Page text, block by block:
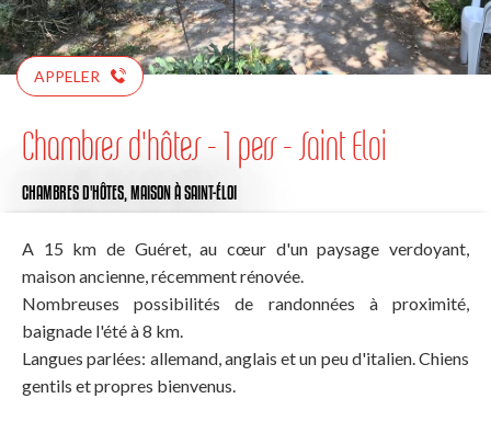
APPELER
Chambres d'hôtes - 1 pers - Saint Eloi
CHAMBRES D'HÔTES, MAISONÀ SAINT-ÉLOI
A 15 km de Guéret, au cœur d'un paysage verdoyant,
maison ancienne, récemment rénovée.
Nombreuses possibilités de randonnées à proximité,
baignade l'été à 8 km.
Langues parlées: allemand, anglais et un peu d'italien. Chiens
gentils et propres bienvenus.